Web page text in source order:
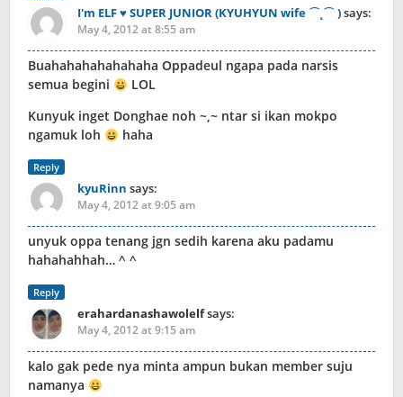
I'm ELF ♥ SUPER JUNIOR (KYUHYUN wife ⌒˛⌒ )says:
May 4, 2012 at 8:55 am
Buahahahahahahaha Oppadeul ngapa pada narsis
semua begini
LOL
Kunyuk inget Donghae noh ~,~ ntar si ikan mokpo
ngamuk loh
haha
Reply
kyuRinn says:
May 4, 2012 at 9:05 am
unyuk oppa tenang jgn sedih karena aku padamu
hahahahhah… ^ ^
Reply
erahardanashawolelfsays:
May 4, 2012 at 9:15 am
kalo gak pede nya minta ampun bukan member suju
namanya